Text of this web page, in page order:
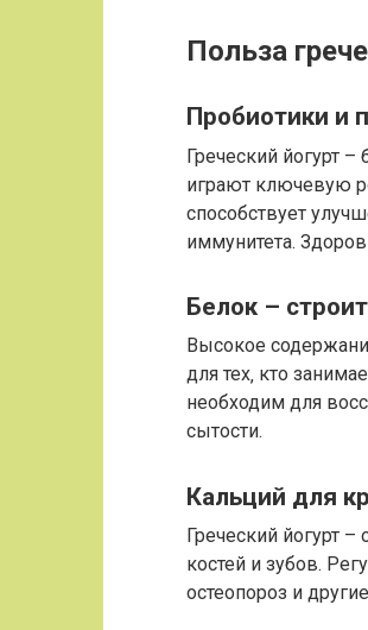
Польза
Пробиотики и
Греческий йогурт
играют ключевую
способствует
иммунитета.
Белок –
Высокое
для тех‚ кто
необходим для
сытости.
Кальций для
Греческий йогурт
костей и зубов.
остеопороз и